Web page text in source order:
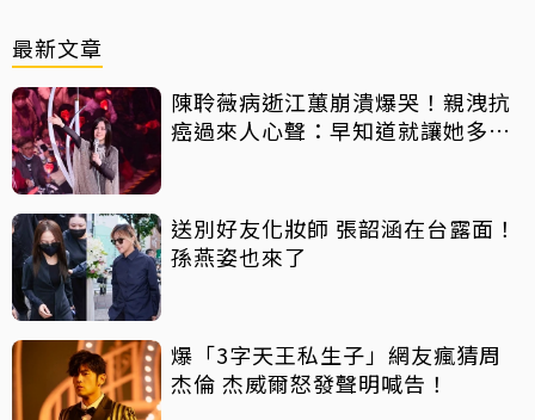
最新文章
陳聆薇病逝江蕙崩潰爆哭！親洩抗
癌過來人心聲：早知道就讓她多化
送別好友化妝師 張韶涵在台露面！
孫燕姿也來了
爆「3字天王私生子」網友瘋猜周
杰倫 杰威爾怒發聲明喊告！